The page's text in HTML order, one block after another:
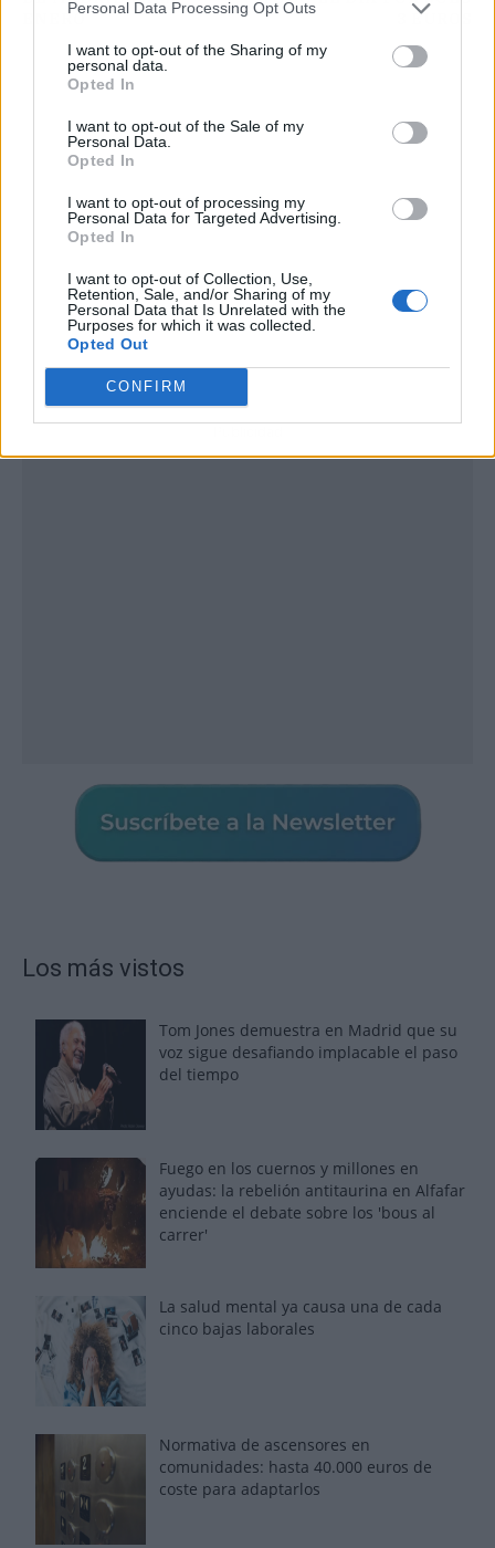
Personal Data Processing Opt Outs
I want to opt-out of the Sharing of my
personal data.
Opted In
I want to opt-out of the Sale of my
Personal Data.
Opted In
I want to opt-out of processing my
Personal Data for Targeted Advertising.
Opted In
I want to opt-out of Collection, Use,
Retention, Sale, and/or Sharing of my
Personal Data that Is Unrelated with the
Purposes for which it was collected.
Opted Out
CONFIRM
ENERO
3 EUROS
Los más vistos
Tom Jones demuestra en Madrid que su
voz sigue desafiando implacable el paso
del tiempo
Fuego en los cuernos y millones en
ayudas: la rebelión antitaurina en Alfafar
enciende el debate sobre los 'bous al
carrer'
La salud mental ya causa una de cada
cinco bajas laborales
Normativa de ascensores en
comunidades: hasta 40.000 euros de
coste para adaptarlos